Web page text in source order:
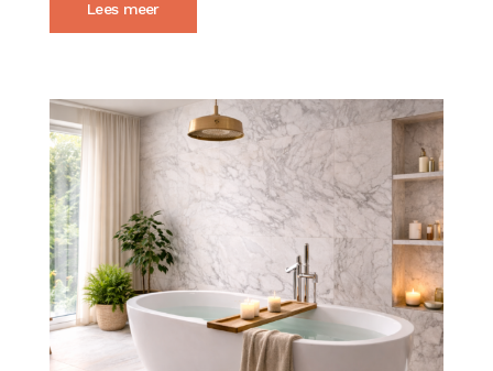
Lees meer